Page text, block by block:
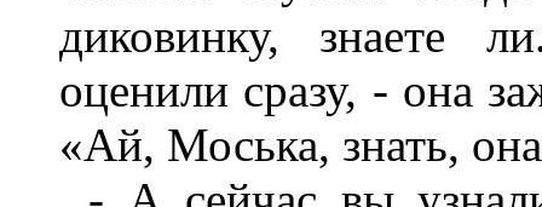
диковинку, знаете
оценили сразу, - она
«Ай, Моська, знать,